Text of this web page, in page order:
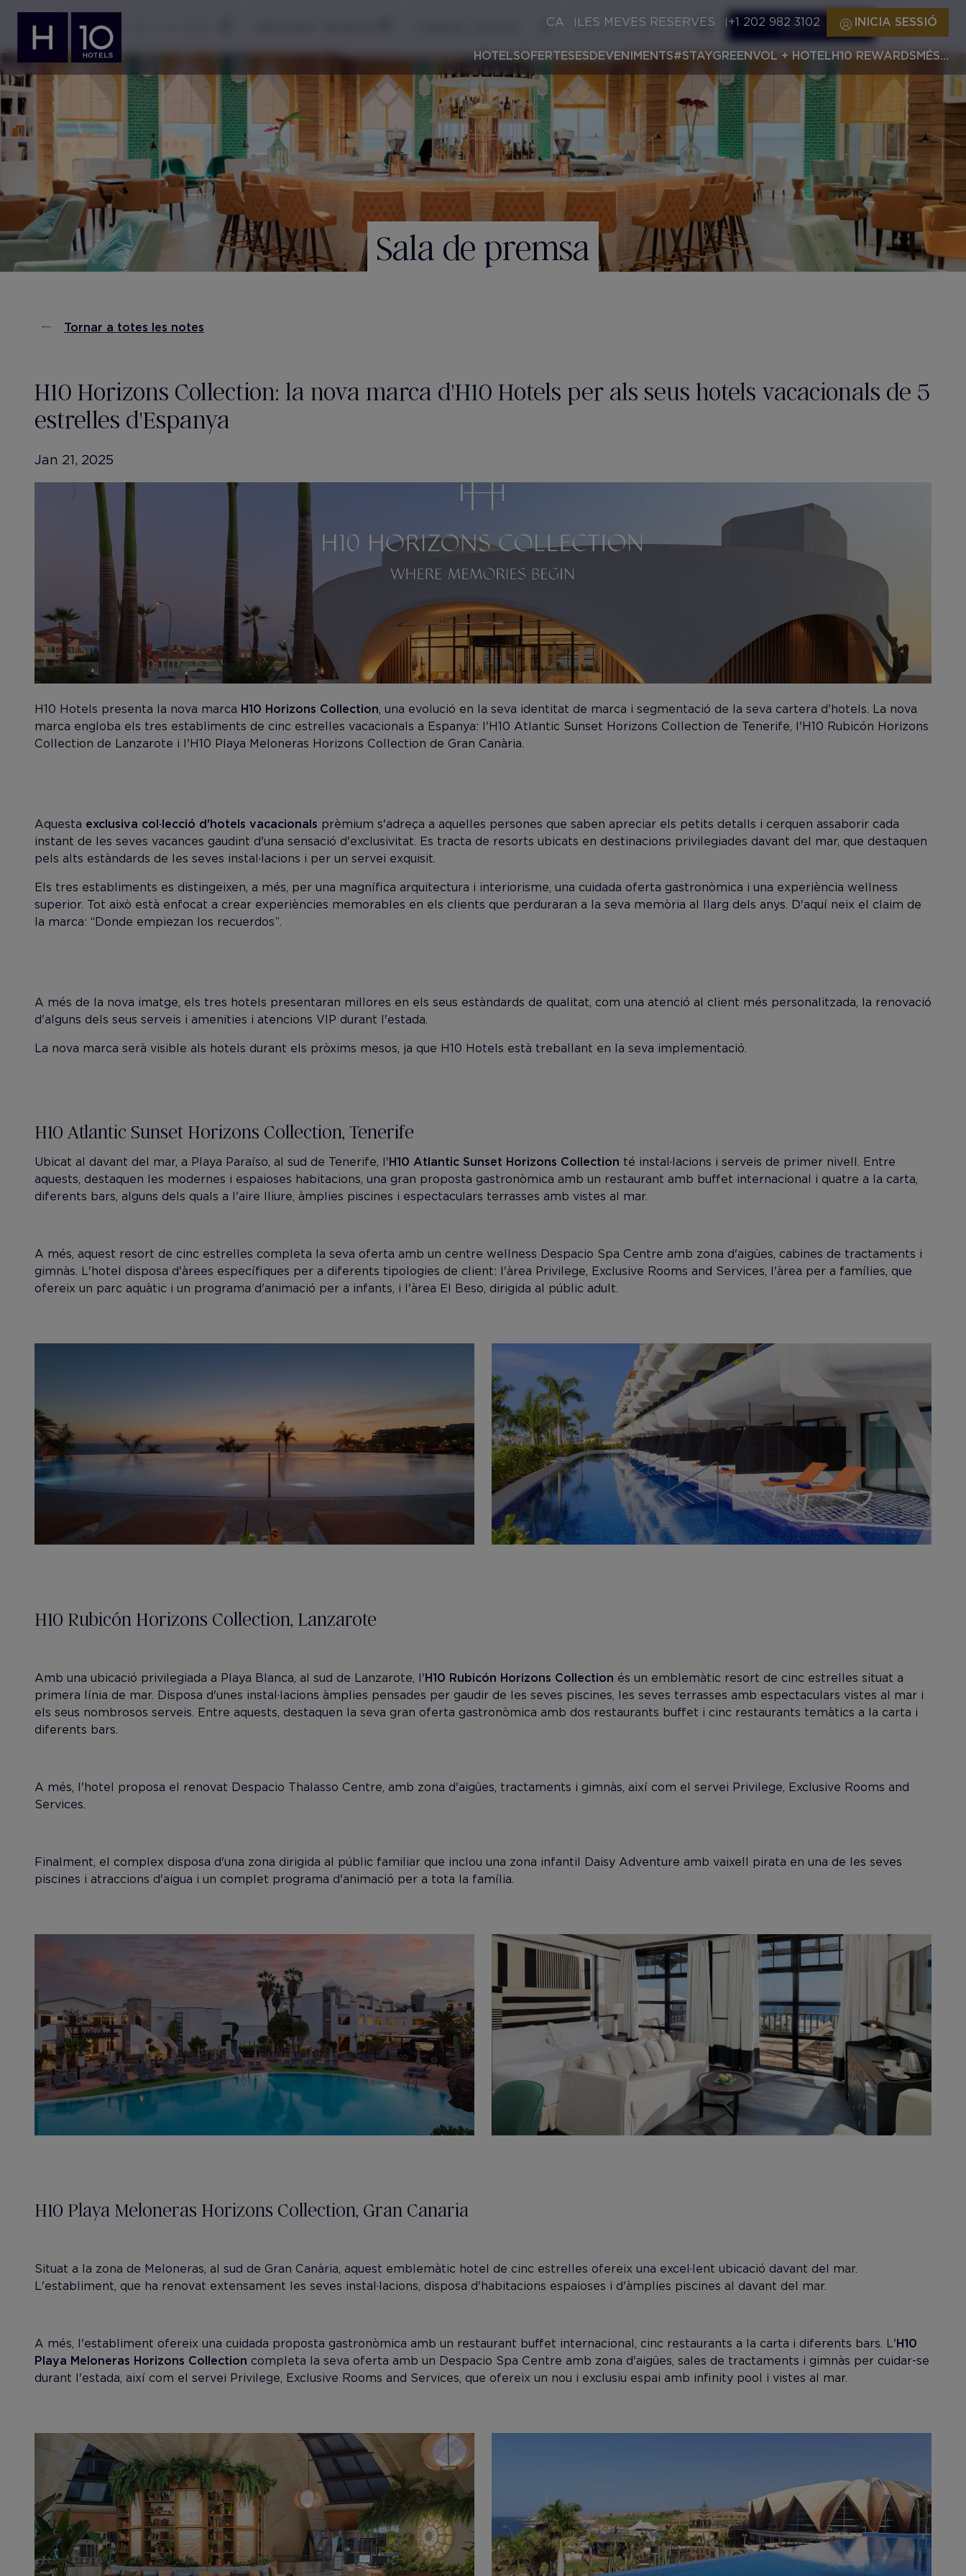
CA LES MEVES RESERVES +1 202 982 3102 INICIA SESSIÓ
HOTELSOFERTESESDEVENIMENTS#STAYGREENVOL + HOTELH10 REWARDSMÉS…
CERCAR
Sala de premsa
Tornar a totes les notes
H10 Horizons Collection: la nova marca d'H10 Hotels per als seus hotels vacacionals de 5
estrelles d'Espanya
Jan 21, 2025
H10 Hotels presenta la nova marca H10 Horizons Collection, una evolució en la seva identitat de marca i segmentació de la seva cartera d'hotels. La nova
marca engloba els tres establiments de cinc estrelles vacacionals a Espanya: l'H10 Atlantic Sunset Horizons Collection de Tenerife, l'H10 Rubicón Horizons
Collection de Lanzarote i l'H10 Playa Meloneras Horizons Collection de Gran Canària.
Aquesta exclusiva col·lecció d'hotels vacacionals prèmium s'adreça a aquelles persones que saben apreciar els petits detalls i cerquen assaborir cada
instant de les seves vacances gaudint d'una sensació d'exclusivitat. Es tracta de resorts ubicats en destinacions privilegiades davant del mar, que destaquen
pels alts estàndards de les seves instal·lacions i per un servei exquisit.
Els tres establiments es distingeixen, a més, per una magnífica arquitectura i interiorisme, una cuidada oferta gastronòmica i una experiència wellness
superior. Tot això està enfocat a crear experiències memorables en els clients que perduraran a la seva memòria al llarg dels anys. D'aquí neix el claim de
la marca: “Donde empiezan los recuerdos”.
A més de la nova imatge, els tres hotels presentaran millores en els seus estàndards de qualitat, com una atenció al client més personalitzada, la renovació
d'alguns dels seus serveis i amenities i atencions VIP durant l'estada.
La nova marca serà visible als hotels durant els pròxims mesos, ja que H10 Hotels està treballant en la seva implementació.
H10 Atlantic Sunset Horizons Collection, Tenerife
Ubicat al davant del mar, a Playa Paraíso, al sud de Tenerife, l'H10 Atlantic Sunset Horizons Collection té instal·lacions i serveis de primer nivell. Entre
aquests, destaquen les modernes i espaioses habitacions, una gran proposta gastronòmica amb un restaurant amb buffet internacional i quatre a la carta,
diferents bars, alguns dels quals a l'aire lliure, àmplies piscines i espectaculars terrasses amb vistes al mar.
A més, aquest resort de cinc estrelles completa la seva oferta amb un centre wellness Despacio Spa Centre amb zona d'aigües, cabines de tractaments i
gimnàs. L'hotel disposa d'àrees específiques per a diferents tipologies de client: l'àrea Privilege, Exclusive Rooms and Services, l'àrea per a famílies, que
ofereix un parc aquàtic i un programa d'animació per a infants, i l'àrea El Beso, dirigida al públic adult.
H10 Rubicón Horizons Collection, Lanzarote
Amb una ubicació privilegiada a Playa Blanca, al sud de Lanzarote, l'H10 Rubicón Horizons Collection és un emblemàtic resort de cinc estrelles situat a
primera línia de mar. Disposa d'unes instal·lacions àmplies pensades per gaudir de les seves piscines, les seves terrasses amb espectaculars vistes al mar i
els seus nombrosos serveis. Entre aquests, destaquen la seva gran oferta gastronòmica amb dos restaurants buffet i cinc restaurants temàtics a la carta i
diferents bars.
A més, l'hotel proposa el renovat Despacio Thalasso Centre, amb zona d'aigües, tractaments i gimnàs, així com el servei Privilege, Exclusive Rooms and
Services.
Finalment, el complex disposa d'una zona dirigida al públic familiar que inclou una zona infantil Daisy Adventure amb vaixell pirata en una de les seves
piscines i atraccions d'aigua i un complet programa d'animació per a tota la família.
H10 Playa Meloneras Horizons Collection, Gran Canaria
Situat a la zona de Meloneras, al sud de Gran Canària, aquest emblemàtic hotel de cinc estrelles ofereix una excel·lent ubicació davant del mar.
L'establiment, que ha renovat extensament les seves instal·lacions, disposa d'habitacions espaioses i d'àmplies piscines al davant del mar.
A més, l'establiment ofereix una cuidada proposta gastronòmica amb un restaurant buffet internacional, cinc restaurants a la carta i diferents bars. L'H10
Playa Meloneras Horizons Collection completa la seva oferta amb un Despacio Spa Centre amb zona d'aigües, sales de tractaments i gimnàs per cuidar-se
durant l'estada, així com el servei Privilege, Exclusive Rooms and Services, que ofereix un nou i exclusiu espai amb infinity pool i vistes al mar.